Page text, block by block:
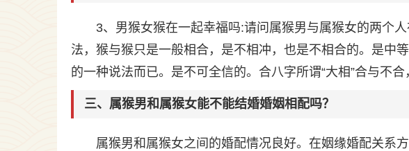
3、男猴女猴在一起幸福吗:请问属猴男与属猴女的两个
法，猴与猴只是一般相合，是不相冲，也是不相合的。是中
的一种说法而已。是不可全信的。合八字所谓“大相”合与不
三、属猴男和属猴女能不能结婚婚姻相配吗？
属猴男和属猴女之间的婚配情况良好。在姻缘婚配关系